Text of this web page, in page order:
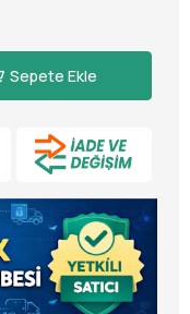
Sepete Ekle